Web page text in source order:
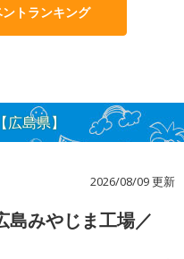
トランキング
島県】
2026/08/09 更新
島みやじま工場／